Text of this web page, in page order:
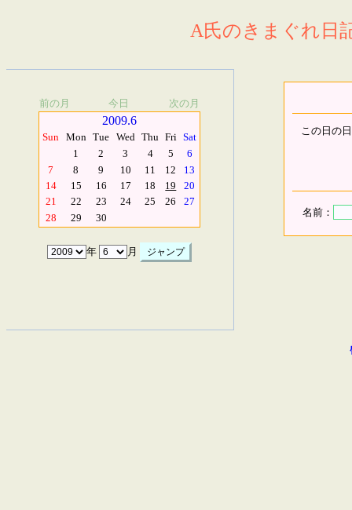
A氏のきまぐれ日
前の月 今日 次の月
2009.6
Sun Mon Tue Wed Thu Fri Sat
1
2 3 4 5
6
7
8 9 10 11 12
13
14
15 16 17 18 19
20
21
22 23 24 25 26
27
28
29 30
年 月
この日の
名前：